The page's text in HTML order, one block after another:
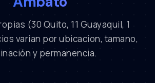
(30 Quito, 11 Guayaquil, 1
varian por ubicacion, tamano,
y permanencia.